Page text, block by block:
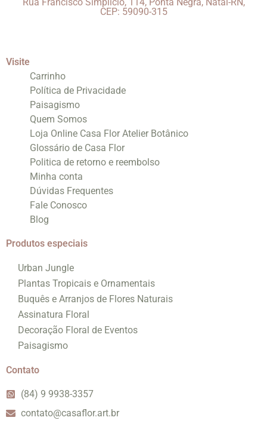
CEP: 59090-315
Visite
Carrinho
Política de Privacidade
Paisagismo
Quem Somos
Loja Online Casa Flor Atelier Botânico
Glossário de Casa Flor
Politica de retorno e reembolso
Minha conta
Dúvidas Frequentes
Fale Conosco
Blog
Produtos especiais
Urban Jungle
Plantas Tropicais e Ornamentais
Buquês e Arranjos de Flores Naturais
Assinatura Floral
Decoração Floral de Eventos
Paisagismo
Contato
(84) 9 9938-3357
contato@casaflor.art.br